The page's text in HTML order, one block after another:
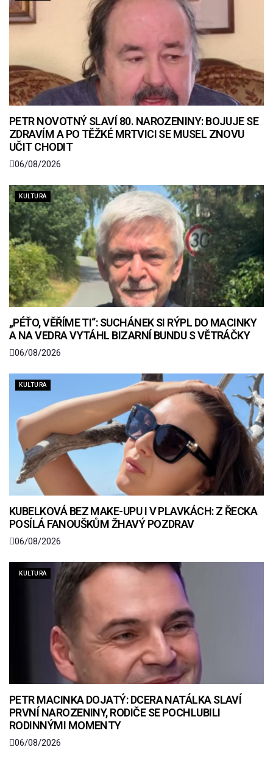
PETR NOVOTNÝ SLAVÍ 80. NAROZENINY: BOJUJE SE
ZDRAVÍM A PO TĚŽKÉ MRTVICI SE MUSEL ZNOVU
UČIT CHODIT
06/08/2026
KULTURA
„PÉŤO, VĚŘÍME TI“: SUCHÁNEK SI RÝPL DO MACINKY
A NA VEDRA VYTÁHL BIZARNÍ BUNDU S VĚTRÁČKY
06/08/2026
KULTURA
KUBELKOVÁ BEZ MAKE-UPU I V PLAVKÁCH: Z ŘECKA
POSÍLÁ FANOUŠKŮM ŽHAVÝ POZDRAV
06/08/2026
KULTURA
PETR MACINKA DOJATÝ: DCERA NATÁLKA SLAVÍ
PRVNÍ NAROZENINY, RODIČE SE POCHLUBILI
RODINNÝMI MOMENTY
06/08/2026